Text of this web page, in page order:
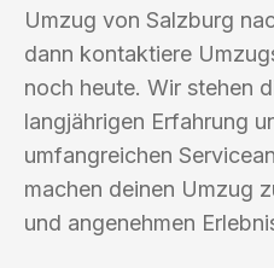
Umzug von Salzburg
dann kontaktiere
noch heute. Wir stehen
langjährigen Erfahrung
umfangreichen
machen deinen Umzug
und angenehmen